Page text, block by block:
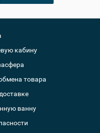
кабину
товара
ванну